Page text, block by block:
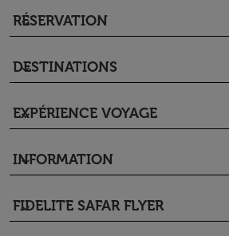
RÉSERVATION
keyboard_arrow_down
DESTINATIONS
keyboard_arrow_down
EXPÉRIENCE VOYAGE
keyboard_arrow_down
INFORMATION
keyboard_arrow_down
FIDELITE SAFAR FLYER
keyboard_arrow_down